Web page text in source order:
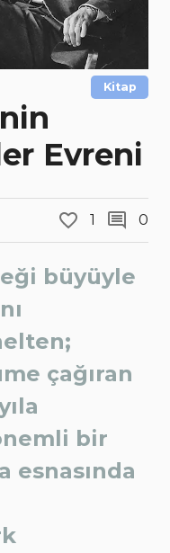
Kitap
Evreni
1 0
büyüyle
çağıran
bir
esnasında